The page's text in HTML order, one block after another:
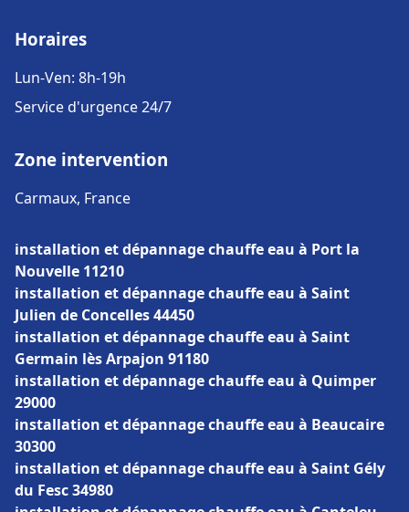
Horaires
Lun-Ven: 8h-19h
Service d'urgence 24/7
Zone intervention
Carmaux, France
installation et dépannage chauffe eau à Port la
Nouvelle 11210
installation et dépannage chauffe eau à Saint
Julien de Concelles 44450
installation et dépannage chauffe eau à Saint
Germain lès Arpajon 91180
installation et dépannage chauffe eau à Quimper
29000
installation et dépannage chauffe eau à Beaucaire
30300
installation et dépannage chauffe eau à Saint Gély
du Fesc 34980